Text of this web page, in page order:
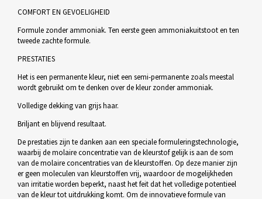
COMFORT EN GEVOELIGHEID
Formule zonder ammoniak. Ten eerste geen ammoniakuitstoot en ten
tweede zachte formule.
PRESTATIES
Het is een permanente kleur, niet een semi-permanente zoals meestal
wordt gebruikt om te denken over de kleur zonder ammoniak.
Volledige dekking van grijs haar.
Briljant en blijvend resultaat.
De prestaties zijn te danken aan een speciale formuleringstechnologie,
waarbij de molaire concentratie van de kleurstof gelijk is aan de som
van de molaire concentraties van de kleurstoffen. Op deze manier zijn
er geen moleculen van kleurstoffen vrij, waardoor de mogelijkheden
van irritatie worden beperkt, naast het feit dat het volledige potentieel
van de kleur tot uitdrukking komt. Om de innovatieve formule van